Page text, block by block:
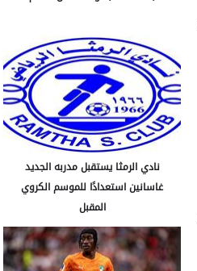
نادي الرمثا يستقبل مدربه الجديد
غاسانين استعدادًا للموسم الكروي
المقبل